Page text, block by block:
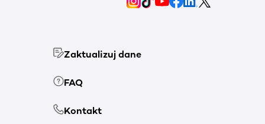
Zaktualizuj dane
FAQ
Kontakt